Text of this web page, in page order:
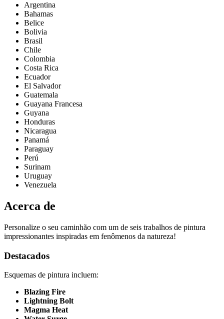
Argentina
Bahamas
Belice
Bolivia
Brasil
Chile
Colombia
Costa Rica
Ecuador
El Salvador
Guatemala
Guayana Francesa
Guyana
Honduras
Nicaragua
Panamá
Paraguay
Perú
Surinam
Uruguay
Venezuela
Acerca de
Personalize o seu caminhão com um de seis trabalhos de pintura
impressionantes inspiradas em fenômenos da natureza!
Destacados
Esquemas de pintura incluem:
Blazing Fire
Lightning Bolt
Magma Heat